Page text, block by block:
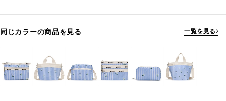
同じカラーの商品を見る 一覧を見る